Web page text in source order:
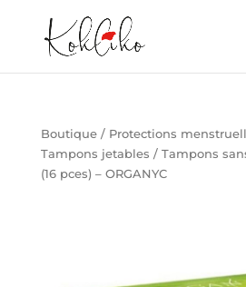
Boutique/ Protections
Tampons jetables / Tampons
(16 pces) – ORGANYC